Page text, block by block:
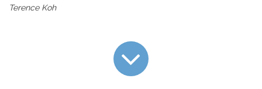
Terence Koh